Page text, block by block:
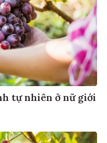
tự nhiên ở nữ giới